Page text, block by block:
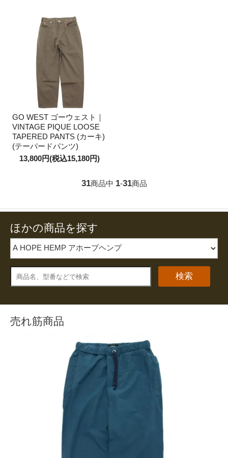
GO WEST ゴーウェスト｜
VINTAGE PIQUE LOOSE
TAPERED PANTS (カーキ)
(テーパードパンツ)
13,800円(税込15,180円)
31商品中 1-31商品
ほかの商品を探す
検索
売れ筋商品